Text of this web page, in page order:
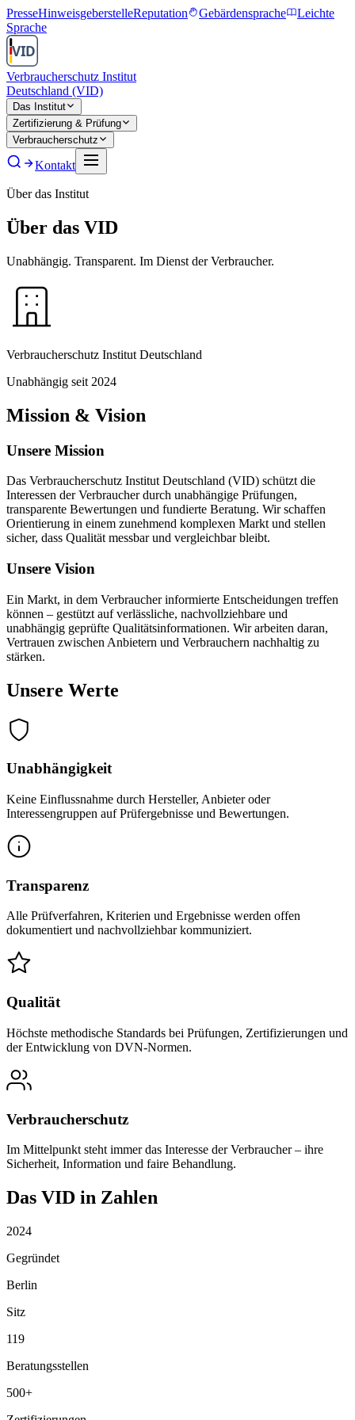
PresseHinweisgeberstelleReputation Gebärdensprache
Leichte
Sprache
Verbraucherschutz Institut
Deutschland (VID)
Das Institut
Zertifizierung & Prüfung
Verbraucherschutz
Kontakt
Über das Institut
Über das VID
Unabhängig. Transparent. Im Dienst der Verbraucher.
Verbraucherschutz Institut Deutschland
Unabhängig seit 2024
Mission & Vision
Unsere Mission
Das Verbraucherschutz Institut Deutschland (VID) schützt die
Interessen der Verbraucher durch unabhängige Prüfungen,
transparente Bewertungen und fundierte Beratung. Wir schaffen
Orientierung in einem zunehmend komplexen Markt und stellen
sicher, dass Qualität messbar und vergleichbar bleibt.
Unsere Vision
Ein Markt, in dem Verbraucher informierte Entscheidungen treffen
können – gestützt auf verlässliche, nachvollziehbare und
unabhängig geprüfte Qualitätsinformationen. Wir arbeiten daran,
Vertrauen zwischen Anbietern und Verbrauchern nachhaltig zu
stärken.
Unsere Werte
Unabhängigkeit
Keine Einflussnahme durch Hersteller, Anbieter oder
Interessengruppen auf Prüfergebnisse und Bewertungen.
Transparenz
Alle Prüfverfahren, Kriterien und Ergebnisse werden offen
dokumentiert und nachvollziehbar kommuniziert.
Qualität
Höchste methodische Standards bei Prüfungen, Zertifizierungen und
der Entwicklung von DVN-Normen.
Verbraucherschutz
Im Mittelpunkt steht immer das Interesse der Verbraucher – ihre
Sicherheit, Information und faire Behandlung.
Das VID in Zahlen
2024
Gegründet
Berlin
Sitz
119
Beratungsstellen
500+